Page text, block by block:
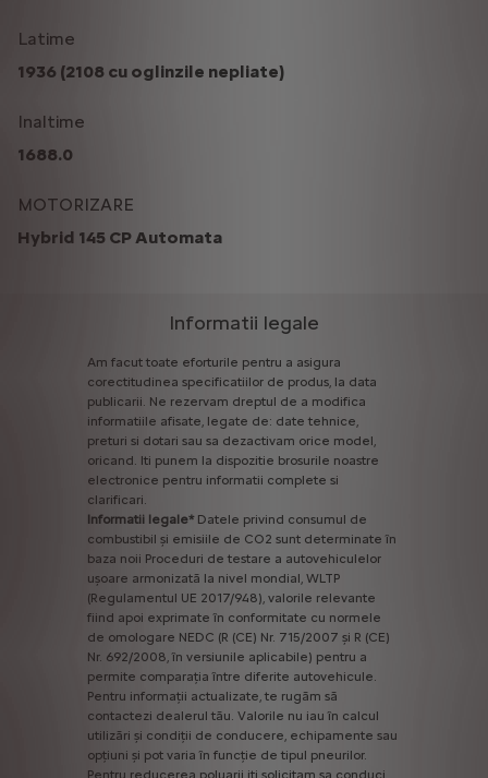
Latime
1936 (2108 cu oglinzile nepliate)
Inaltime
1688.0
MOTORIZARE
Hybrid 145 CP Automata
Informatii legale
Am facut toate eforturile pentru a asigura
corectitudinea specificatiilor de produs, la data
publicarii. Ne rezervam dreptul de a modifica
informatiile afisate, legate de: date tehnice,
preturi si dotari sau sa dezactivam orice model,
oricand. Iti punem la dispozitie brosurile noastre
electronice pentru informatii complete si
clarificari.
Informatii legale* Datele privind consumul de
combustibil și emisiile de CO2 sunt determinate în
baza noii Proceduri de testare a autovehiculelor
ușoare armonizată la nivel mondial, WLTP
(Regulamentul UE 2017/948), valorile relevante
fiind apoi exprimate în conformitate cu normele
de omologare NEDC (R (CE) Nr. 715/2007 și R (CE)
Nr. 692/2008, în versiunile aplicabile) pentru a
permite comparația între diferite autovehicule.
Pentru informații actualizate, te rugăm să
contactezi dealerul tău. Valorile nu iau în calcul
utilizări și condiții de conducere, echipamente sau
opțiuni și pot varia în funcție de tipul pneurilor.
Pentru reducerea poluarii iti solicitam sa conduci